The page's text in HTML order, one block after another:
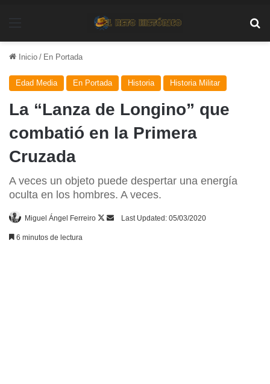
Inicio / En Portada
Edad Media En Portada Historia Historia Militar
La “Lanza de Longino” que
combatió en la Primera
Cruzada
A veces un objeto puede despertar una energía
oculta en los hombres. A veces.
Miguel Ángel Ferreiro
Follow
SendLast Updated: 05/03/2020
6 minutos de lectura